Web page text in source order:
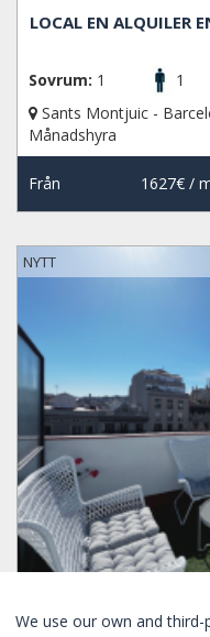
LOCAL EN ALQUILER
Sovrum: 1 1
Sants Montjuic -
Månadshyra
Från 1627€/
NYTT
We use our own and